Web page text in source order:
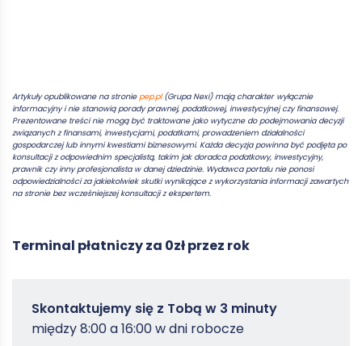
Artykuły opublikowane na stroniepep.pl(Grupa Nexi) mają charakter wyłącznie
informacyjny i nie stanowią porady prawnej, podatkowej, inwestycyjnej czy finansowej.
Prezentowane treści nie mogą być traktowane jako wytyczne do podejmowania decyzji
związanych z finansami, inwestycjami, podatkami, prowadzeniem działalności
gospodarczej lub innymi kwestiami biznesowymi. Każda decyzja powinna być podjęta po
konsultacji z odpowiednim specjalistą, takim jak doradca podatkowy, inwestycyjny,
prawnik czy inny profesjonalista w danej dziedzinie. Wydawca portalu nie ponosi
odpowiedzialności za jakiekolwiek skutki wynikające z wykorzystania informacji zawartych
na stronie bez wcześniejszej konsultacji z ekspertem.
Terminal płatniczy za 0zł przez rok
Zamowterminal
Poradniki
Skontaktujemy się z Tobą w 3 minuty
między 8:00 a 16:00 w dni robocze